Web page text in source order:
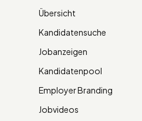
Übersicht
Kandidatensuche
Jobanzeigen
Kandidatenpool
Employer Branding
Jobvideos